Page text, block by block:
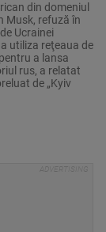
din domeniul
Musk, refuză în
Ucrainei
utiliza reţeaua de
a lansa
rus, a relatat
de „Kyiv